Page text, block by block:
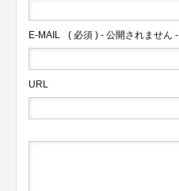
E-MAIL ( 必須 ) - 公開されません -
URL